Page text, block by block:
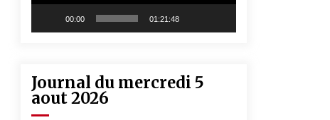
00:00 01:21:48
Journal du mercredi 5
aout 2026